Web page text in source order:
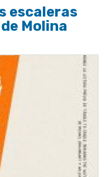
escaleras
Molina